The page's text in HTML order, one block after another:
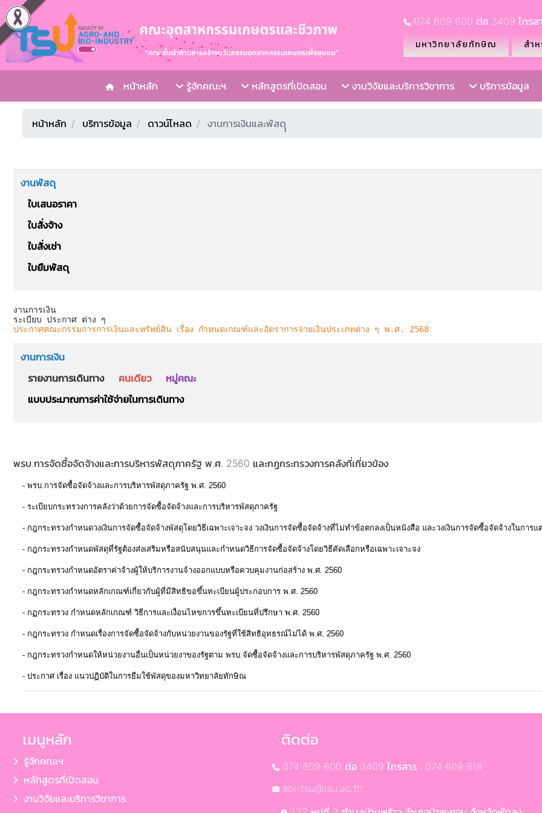
074 609 600 ต่อ 3409 โทรส
มหาวิทยาลัยทักษิณ สำ
หน้าหลัก รู้จักคณะฯ หลักสูตรที่เปิดสอน งานวิจัยและบริการวิชาการ บริการข้อมูล
หน้าหลัก บริการข้อมูล ดาวน์โหลด งานการเงินและพัสดุุ
งานพัสดุ
ใบเสนอราคา
ใบสั่งจ้าง
ใบสั่งเช่า
ใบยืมพัสดุ
งานการเงิน
ประกาศคณะกรรมการการเงินและทรัพย์สิน เรื่อง กำหนดเกณฑ์และอัตราการจ่ายเงินประเภทต่าง ๆ พ.ศ. 2568
งานการเงิน
รายงานการเดินทาง คนเดียว
หมู่คณะ
แบบประมาณการค่าใช้จ่ายในการเดินทาง
พรบ.การจัดซื้อจัดจ้างและการบริหารพัสดุภาครัฐ พ.ศ. 2560 และกฏกระทรวงการคลังที่เกี่ยวข้อง
- พรบ.การจัดซื้อจัดจ้างและการบริหารพัสดุภาครัฐ พ.ศ. 2560
- ระเบียบกระทรวงการคลังว่าด้วยการจัดซื้อจัดจ้างและการบริหารพัสดุภาครัฐ
- กฎกระทรวงกำหนดวงเงินการจัดซื้อจัดจ้างพัสดุโดยวิธีเฉพาะเจาะจง วงเงินการจัดซื้อจัดจ้างที่ไม่ทำข้อตกลงเป็นหนังสือ และวงเงินการจัดซื้อจัดจ้างในการแ
- กฎกระทรวงกำหนดพัสดุที่รัฐต้องส่งเสริมหรือสนับสนุนและกำหนดวิธีการจัดซื้อจัดจ้างโดยวิธีคัดเลือกหรือเฉพาะเจาะจง
- กฎกระทรวงกำหนดอัตราค่าจ้างผู้ให้บริการงานจ้างออกแบบหรือควบคุมงานก่อสร้าง พ.ศ. 2560
- กฎกระทรวงกำหนดหลักเกณฑ์เกี่ยวกับผู้ที่มีสิทธิขอขึ้นทะเบียนผู้ประกอบการ พ.ศ. 2560
- กฏกระทรวง กำหนดหลักเกณฑ์ วิธีการและเงื่อนไหขการขึ้นทะเบียนที่ปรึกษา พ.ศ. 2560
- กฎกระทรวง กำหนดเรื่องการจัดซื้อจัดจ้างกับหน่วยงานของรัฐที่ใช้สิทธิอุทธรณ์ไม่ได้ พ.ศ. 2560
- กฎกระทรวงกำหนดให้หน่วยงานอื่นเป็นหน่วยงาของรัฐตาม พรบ.จัดซื้อจัดจ้างและการบริหารพัสดุภาครัฐ พ.ศ. 2560
- ประกาศ เรื่อง แนวปฏิบัติในการยืมใช้พัสดุของมหาวิทยาลัยทักษิณ
เมนูหลัก
รู้จักคณะฯ
หลักสูตรที่เปิดสอน
งานวิจัยและบริการวิชาการ
ติดต่อ
074 609 600 ต่อ 3409 โทรสาร : 074 609 618
abi-tsu@tsu.ac.th